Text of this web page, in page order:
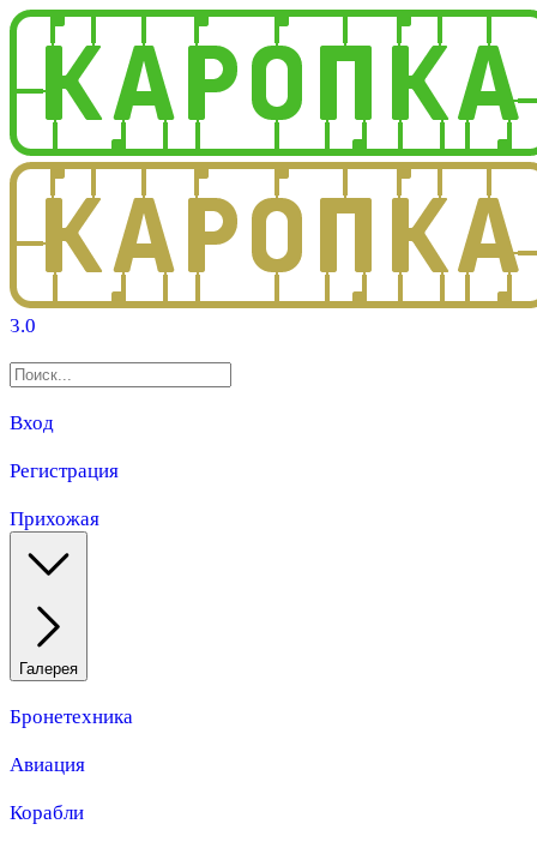
3.0
Вход
Регистрация
Прихожая
Галерея
Бронетехника
Авиация
Корабли